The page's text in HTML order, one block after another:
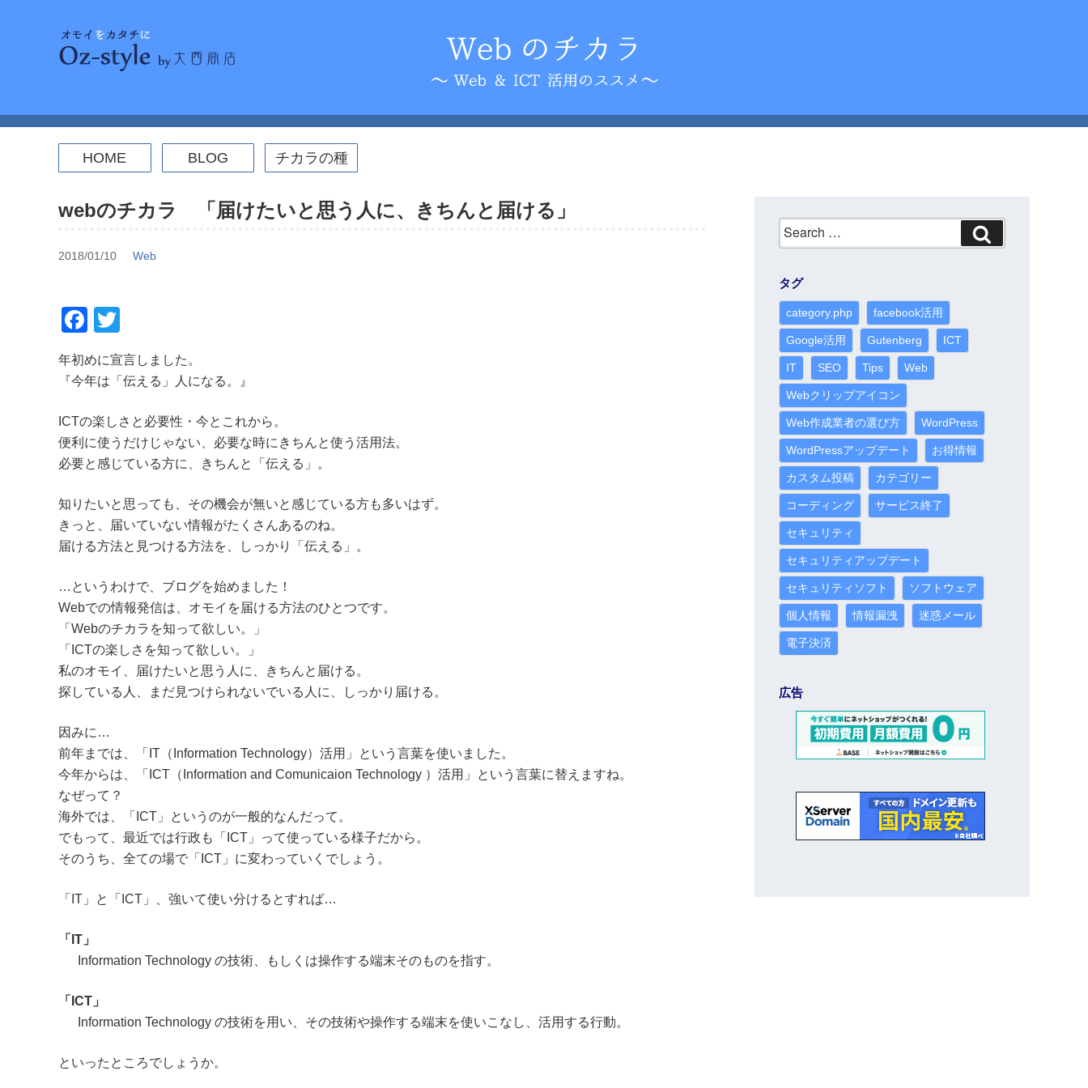
HOME BLOG チカラの種
webのチカラ 「届けたいと思う人に、きちんと届ける」
2018/01/10 Web
F
c
e
b
o
o
k
wi
tt
年初めに宣言しました。
『今年は「伝える」人になる。』
ICTの楽しさと必要性・今とこれから。
便利に使うだけじゃない、必要な時にきちんと使う活用法。
必要と感じている方に、きちんと「伝える」。
知りたいと思っても、その機会が無いと感じている方も多いはず。
きっと、届いていない情報がたくさんあるのね。
届ける方法と見つける方法を、しっかり「伝える」。
…というわけで、ブログを始めました！
Webでの情報発信は、オモイを届ける方法のひとつです。
「Webのチカラを知って欲しい。」
「ICTの楽しさを知って欲しい。」
私のオモイ、届けたいと思う人に、きちんと届ける。
探している人、まだ見つけられないでいる人に、しっかり届ける。
因みに…
前年までは、「IT（Information Technology）活用」という言葉を使いました。
今年からは、「ICT（Information and Comunicaion Technology ）活用」という言葉に替えますね。
なぜって？
海外では、「ICT」というのが一般的なんだって。
でもって、最近では行政も「ICT」って使っている様子だから。
そのうち、全ての場で「ICT」に変わっていくでしょう。
「IT」と「ICT」、強いて使い分けるとすれば…
「IT」
Information Technology の技術、もしくは操作する端末そのものを指す。
「ICT」
Information Technology の技術を用い、その技術や操作する端末を使いこなし、活用する行動。
といったところでしょうか。
Search
for:
タグ
category.php facebook活用
Google活用 Gutenberg ICT
IT SEO Tips Web
Webクリップアイコン
Web作成業者の選び方 WordPress
WordPressアップデート お得情報
カスタム投稿 カテゴリー
コーディング サービス終了
セキュリティ
セキュリティアップデート
セキュリティソフト ソフトウェア
個人情報 情報漏洩 迷惑メール
電子決済
広告